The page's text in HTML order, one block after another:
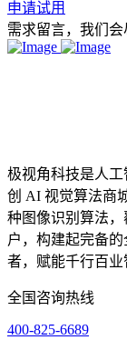
申请试用
需求留言，我们
极视角科技是人
创 AI 视觉算法商
种图像识别算法，
户，构建起完备
者，赋能千行百业
全国咨询热线
400-825-6689